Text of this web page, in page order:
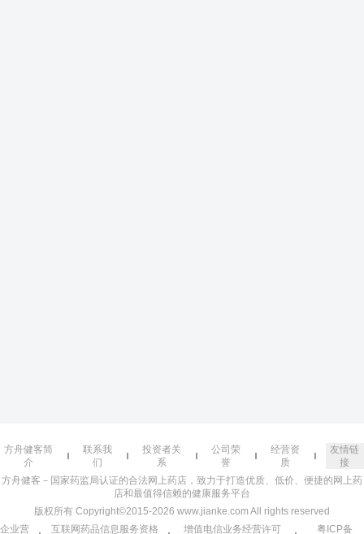
方舟健客简
介
联系我
们
投资者关
系
公司荣
誉
经营资
质
友情链
接
方舟健客－国家药监局认证的合法网上药店，致力于打造优质、低价、便捷的网上药
店和最值得信赖的健康服务平台
版权所有 Copyright©2015-2026 www.jianke.com All rights reserved
企业营
互联网药品信息服务资格 增值电信业务经营许可 粤ICP备